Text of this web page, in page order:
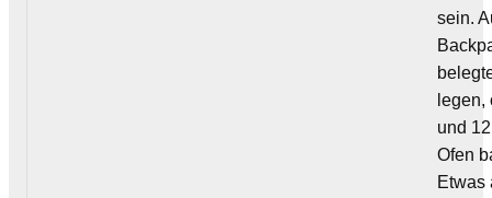
sein.
und
Ofen
Etwas